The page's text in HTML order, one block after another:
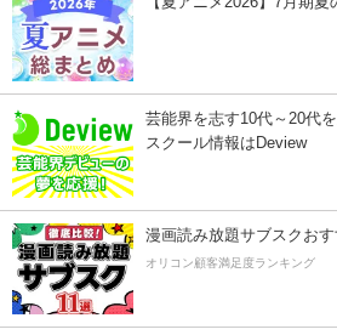
芸能界を志す10代～20代
スクール情報はDeview
漫画読み放題サブスクおす
オリコン顧客満足度ランキング